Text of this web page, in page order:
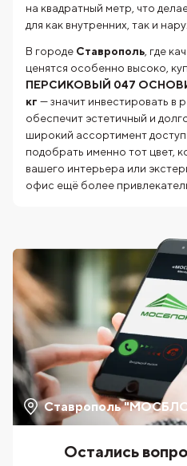
на квадратный метр, что
для как внутренних, так и
В городе Ставрополь , где
ценятся особенно высоко,
ПЕРСИКОВЫЙ 047
кг — значит инвестировать в
обеспечит эстетичный и
широкий ассортимент
подобрать именно тот цвет,
вашего интерьера или
офис ещё более
Ставрополь
Остались